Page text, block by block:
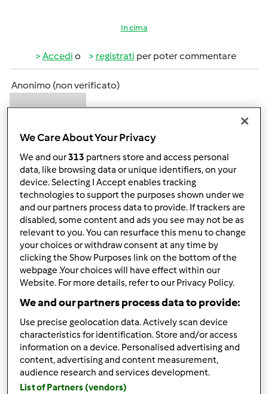
In cima
Accedi o registrati per poter commentare
Anonimo (non verificato)
Mer, 09/15/2010 - 09:03
Benvenuta olia
In cima
Accedio registratiper poter commentare
wlapappa Iscritto : 18.02.2010
Mer, 09/15/2010 - 09:03
ciao olia, benvenuta
We Care About Your Privacy
We and our313 partners store and access personal
data, like browsing data or unique identifiers, on your
device. Selecting I Accept enables tracking
technologies to support the purposes shown under we
and our partners process data to provide. If trackers are
disabled, some content and ads you see may not be as
relevant to you. You can resurface this menu to change
your choices or withdraw consent at any time by
clicking the Show Purposes link on the bottom of the
webpage .Your choices will have effect within our
Website. For more details, refer to our Privacy Policy.
We and our partners process data to provide:
Use precise geolocation data. Actively scan device
characteristics for identification. Store and/or access
information on a device. Personalised advertising and
content, advertising and content measurement,
audience research and services development.
List of Partners (vendors)